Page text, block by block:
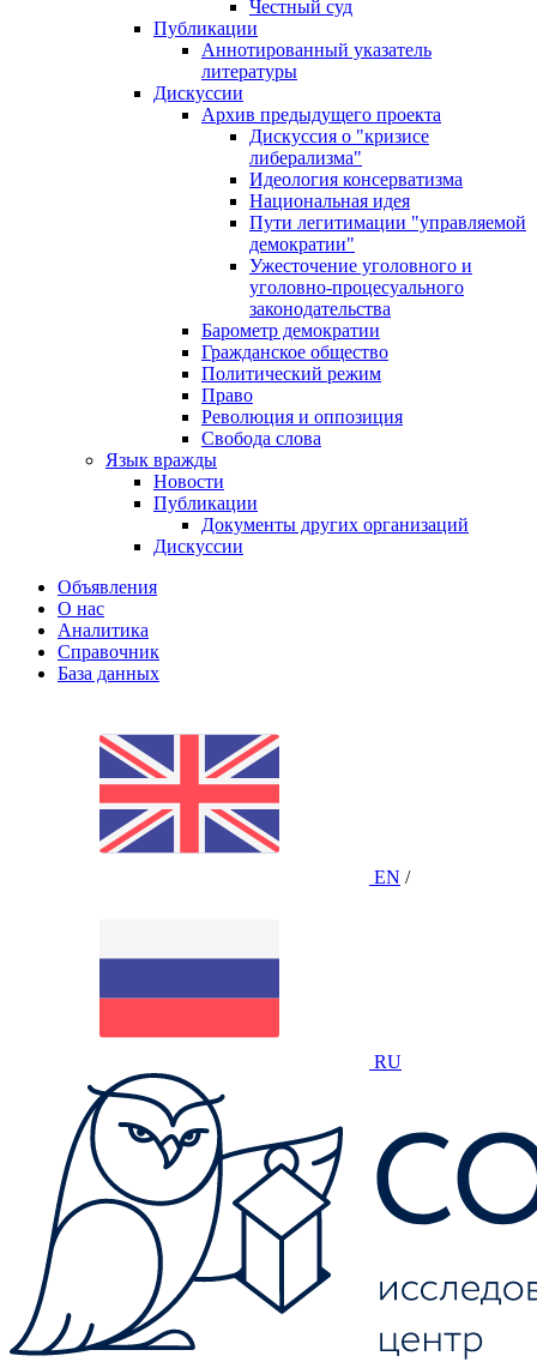
Честный суд
Публикации
Аннотированный указатель
литературы
Дискуссии
Архив предыдущего проекта
Дискуссия о "кризисе
либерализма"
Идеология консерватизма
Национальная идея
Пути легитимации "управляемой
демократии"
Ужесточение уголовного и
уголовно-процесуального
законодательства
Барометр демократии
Гражданское общество
Политический режим
Право
Революция и оппозиция
Свобода слова
Язык вражды
Новости
Публикации
Документы других организаций
Дискуссии
Объявления
О нас
Аналитика
Справочник
База данных
EN /
RU